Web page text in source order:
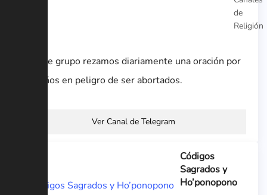
de
Religión
En este grupo rezamos diariamente una oración por
los niños en peligro de ser abortados.
Ver Canal de Telegram
Códigos
Sagrados y
Ho’ponopono